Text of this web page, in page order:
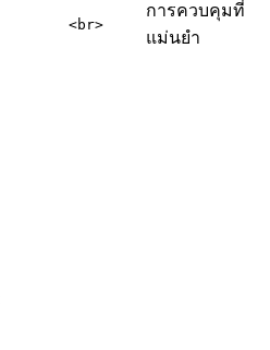
<br>
การควบคุมที่
แม่นยำ